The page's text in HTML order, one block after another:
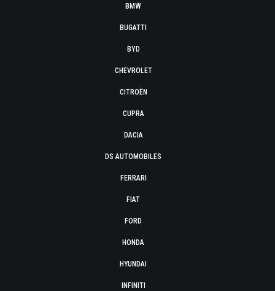
BMW
BUGATTI
BYD
CHEVROLET
CITROËN
CUPRA
DACIA
DS AUTOMOBILES
FERRARI
FIAT
FORD
HONDA
HYUNDAI
INFINITI